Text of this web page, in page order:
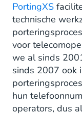
PortingXS
technische
voor
we al sinds
sinds 2007 ook
hun
operators, dus